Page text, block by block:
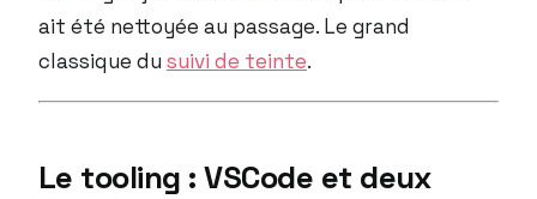
ait été nettoyée au passage. Le grand
classique du suivi de teinte.
Le tooling : VSCode et deux